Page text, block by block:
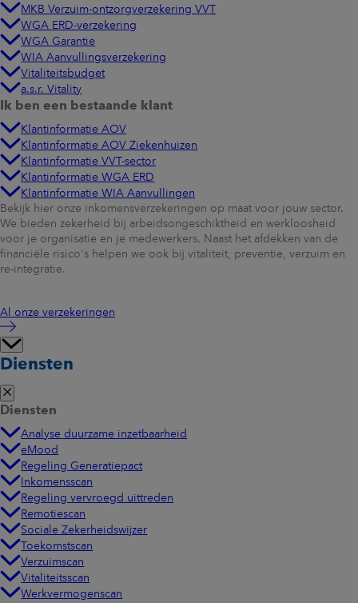
MKB Verzuim-ontzorgverzekering VVT
WGA ERD-verzekering
WGA Garantie
WIA Aanvullingsverzekering
Vitaliteitsbudget
a.s.r. Vitality
Ik ben een bestaande klant
Klantinformatie AOV
Klantinformatie AOV Ziekenhuizen
Klantinformatie VVT-sector
Klantinformatie WGA ERD
Klantinformatie WIA Aanvullingen
Bekijk hier onze inkomensverzekeringen op maat voor jouw sector.
We bieden zekerheid bij arbeidsongeschiktheid en werkloosheid
voor je organisatie en je medewerkers. Naast het afdekken van de
financiële risico's helpen we ook bij vitaliteit, preventie, verzuim en
re-integratie.
Al onze verzekeringen
Diensten
Diensten
Analyse duurzame inzetbaarheid
eMood
Regeling Generatiepact
Inkomensscan
Regeling vervroegd uittreden
Remotiescan
Sociale Zekerheidswijzer
Toekomstscan
Verzuimscan
Vitaliteitsscan
Werkvermogenscan